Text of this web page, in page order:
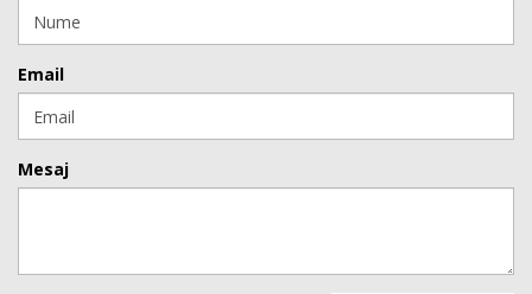
Email
Mesaj